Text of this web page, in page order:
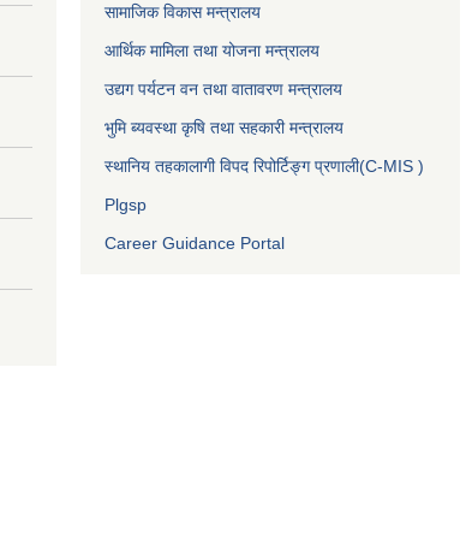
सामाजिक विकास मन्त्रालय
आर्थिक मामिला तथा योजना मन्त्रालय
उद्यग पर्यटन वन तथा वातावरण मन्त्रालय
भुमि ब्यवस्था कृषि तथा सहकारी मन्त्रालय
स्थानिय तहकालागी विपद रिपोर्टिङ्ग प्रणाली(C-MIS )
Plgsp
Career Guidance Portal